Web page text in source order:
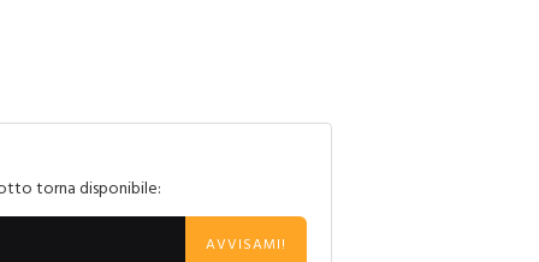
torna disponibile:
AVVISAMI!